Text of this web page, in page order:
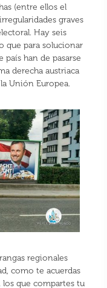
(entre ellos el
graves
Hay seis
que para solucionar
han de pasarse
derecha austriaca
Unión Europea.
regionales
como te acuerdas
que compartes tu